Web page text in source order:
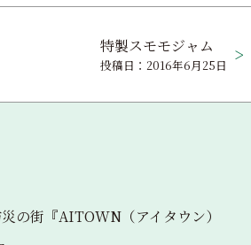
特製スモモジャム
投稿日：2016年6月25日
の街『AITOWN（アイタウン）